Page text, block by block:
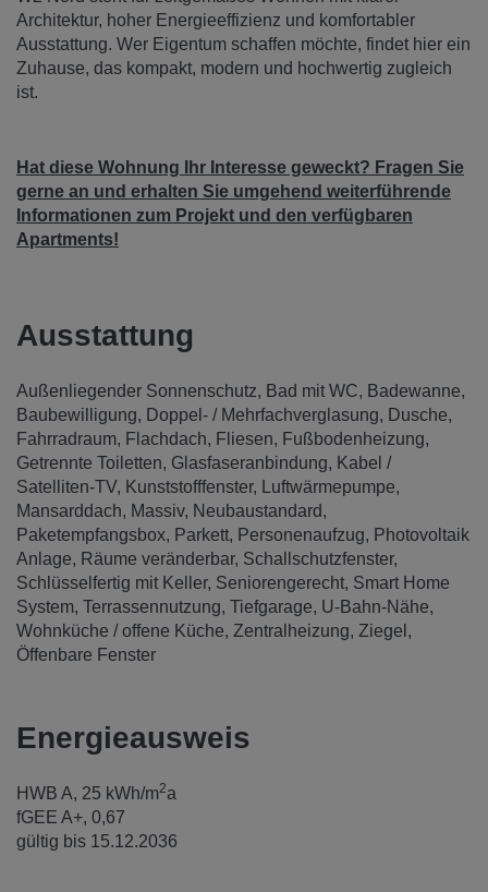
Architektur, hoher Energieeffizienz und komfortabler
Ausstattung. Wer Eigentum schaffen möchte, findet hier ein
Zuhause, das kompakt, modern und hochwertig zugleich
ist.
Hat diese Wohnung Ihr Interesse geweckt? Fragen Sie
gerne an und erhalten Sie umgehend weiterführende
Informationen zum Projekt und den verfügbaren
Apartments!
Ausstattung
Außenliegender Sonnenschutz Bad mit WC
Badewanne
Baubewilligung
Doppel- / Mehrfachverglasung
Dusche
Fahrradraum
Flachdach Fliesen
Fußbodenheizung
Getrennte Toiletten Glasfaseranbindung
Kabel /
Satelliten-TV
Kunststofffenster
Luftwärmepumpe
Mansarddach
Massiv Neubaustandard
Paketempfangsbox
Parkett Personenaufzug
Photovoltaik
Anlage
Räume veränderbar Schallschutzfenster
Schlüsselfertig mit Keller Seniorengerecht Smart Home
System Terrassennutzung Tiefgarage U-Bahn-Nähe
Wohnküche / offene Küche Zentralheizung Ziegel
Öffenbare Fenster
Energieausweis
HWB A, 25 kWh/m2a
fGEE A+, 0,67
gültig bis 15.12.2036